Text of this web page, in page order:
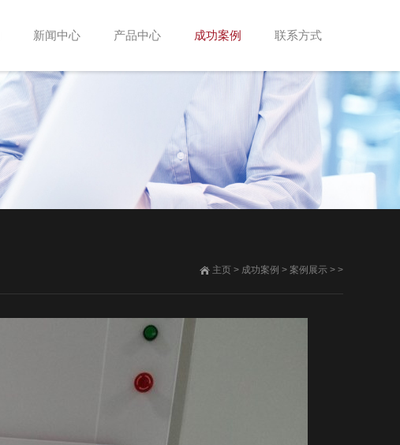
新闻中心 产品中心 成功案例 联系方式
主页 > 成功案例 > 案例展示 > >